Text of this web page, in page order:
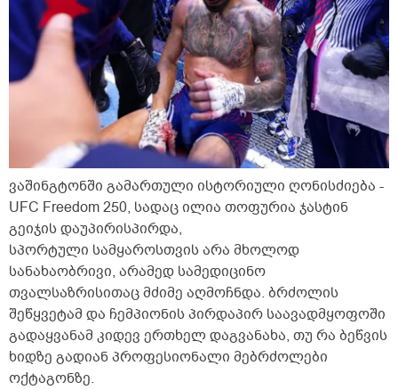
ვაშინგტონში გამართული ისტორიული ღონისძიება -
UFC Freedom 250, სადაც ილია თოფურია ჯასტინ
გეიჯის დაუპირისპირდა,
სპორტული სამყაროსთვის არა მხოლოდ
სანახაობრივი, არამედ სამედიცინო
თვალსაზრისითაც მძიმე აღმოჩნდა. ბრძოლის
შეწყვეტამ და ჩემპიონის პირდაპირ საავადმყოფოში
გადაყვანამ კიდევ ერთხელ დაგვანახა, თუ რა ბეწვის
ხიდზე გადიან პროფესიონალი მებრძოლები
ოქტაგონზე.